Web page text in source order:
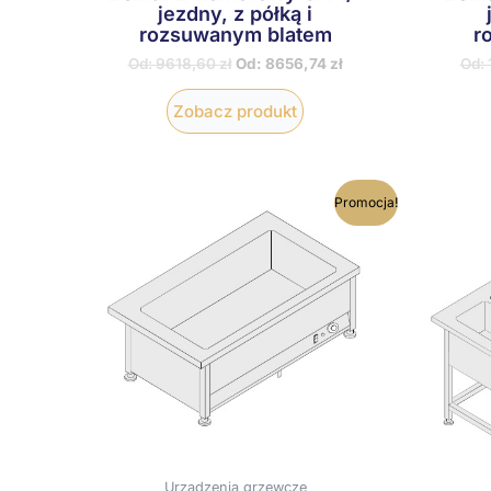
jezdny, z półką i
rozsuwanym blatem
Od:9618,60zł Od: 8656,74 zł
Zobacz produkt
Od:
Promocja!
Urządzenia grzewcze
produkt
ma
wiele
wariantów.
Opcje
można
wybrać
na